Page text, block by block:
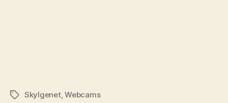
TagsSkylgenet,Webcams